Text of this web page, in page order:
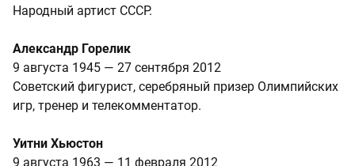
Народный артист СССР.
Александр Горелик
9 августа 1945 — 27 сентября 2012
Советский фигурист, серебряный призер Олимпийских
игр, тренер и телекомментатор.
Уитни Хьюстон
9 августа 1963 — 11 февраля 2012